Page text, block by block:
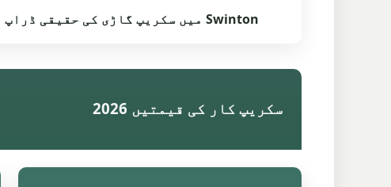
Swinton میں سکریپ گاڑی کی حقیقی ڈراپ آف کوٹس کی بنیاد پر قیمتیں باقاعدگی سے اپ ڈیٹ کی جاتی ہیں۔
سکریپ کار کی قیمتیں 2026